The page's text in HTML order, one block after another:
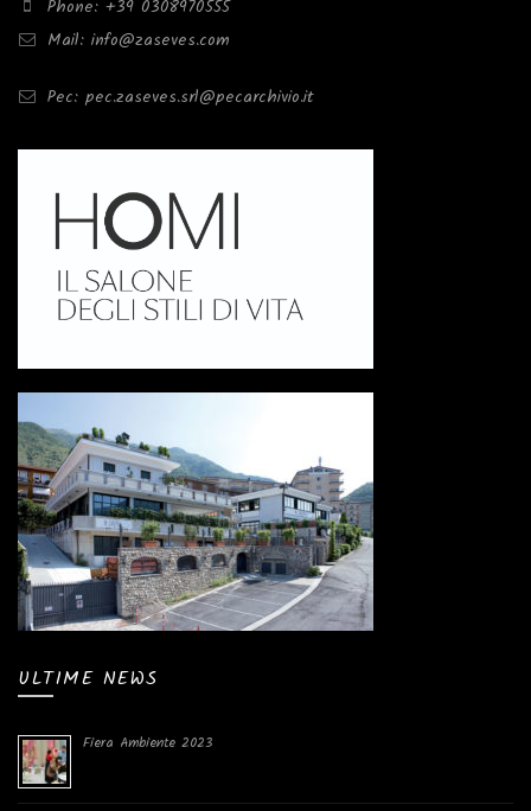
Phone: +39 0308970555
Mail: info@zaseves.com
Pec: pec.zaseves.srl@pecarchivio.it
ULTIME NEWS
Fiera Ambiente 2023